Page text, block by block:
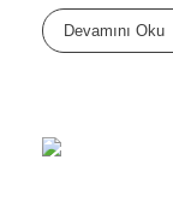
Devamını Oku